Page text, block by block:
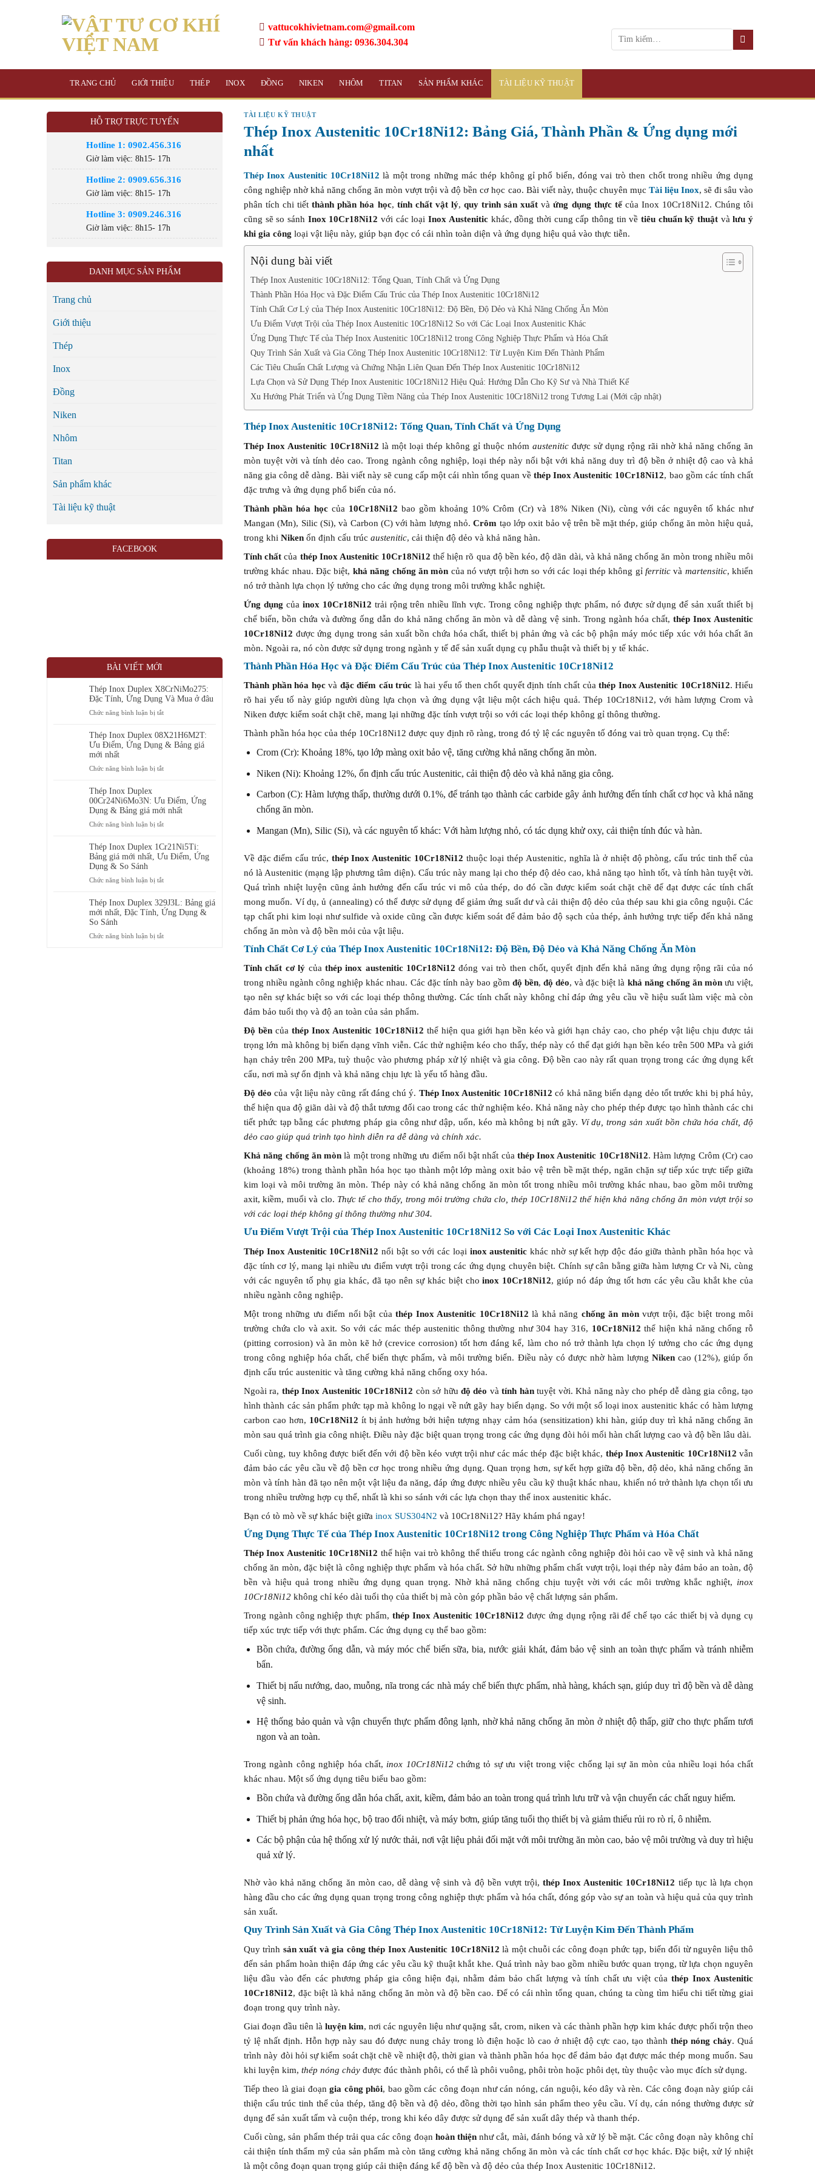
vattucokhivietnam.com@gmail.com
Tư vấn khách hàng: 0936.304.304
TRANG CHỦ GIỚI THIỆU THÉP INOX ĐỒNG NIKEN NHÔM TITAN SẢN PHẨM KHÁC TÀI LIỆU KỸ THUẬT
HỖ TRỢ TRỰC TUYẾN
Hotline 1: 0902.456.316
Giờ làm việc: 8h15- 17h
Hotline 2: 0909.656.316
Giờ làm việc: 8h15- 17h
Hotline 3: 0909.246.316
Giờ làm việc: 8h15- 17h
DANH MỤC SẢN PHẨM
Trang chủ
Giới thiệu
Thép
Inox
Đồng
Niken
Nhôm
Titan
Sản phẩm khác
Tài liệu kỹ thuật
FACEBOOK
BÀI VIẾT MỚI
Thép Inox Duplex X8CrNiMo275:
Đặc Tính, Ứng Dụng Và Mua ở đâu
Chức năng bình luận bị tắtở
Inox
Duplex
Và
Mua
ở
Thép Inox Duplex 08X21H6M2T:
Ưu Điểm, Ứng Dụng & Bảng giá
mới nhất
Chức năng bình luận bị tắtở
Duplex
08X21H6M2T:
Dụng
&
giá
nhất
Thép Inox Duplex
00Cr24Ni6Mo3N: Ưu Điểm, Ứng
Dụng & Bảng giá mới nhất
Chức năng bình luận bị tắtở
Inox
Duplex
Dụng
&
giá
Thép Inox Duplex 1Cr21Ni5Ti:
Bảng giá mới nhất, Ưu Điểm, Ứng
Dụng & So Sánh
Chức năng bình luận bị tắtở
Inox
Duplex
Thép Inox Duplex 329J3L: Bảng giá
mới nhất, Đặc Tính, Ứng Dụng &
So Sánh
Chức năng bình luận bị tắtở
TÀI LIỆU KỸ THUẬT
Thép Inox Austenitic 10Cr18Ni12: Bảng Giá, Thành Phần & Ứng dụng mới
nhất
Thép Inox Austenitic 10Cr18Ni12 là một trong những mác thép không gỉ phổ biến, đóng vai trò then chốt trong nhiều ứng dụng
công nghiệp nhờ khả năng chống ăn mòn vượt trội và độ bền cơ học cao. Bài viết này, thuộc chuyên mục Tài liệu Inox, sẽ đi sâu vào
phân tích chi tiếtthành phần hóa học, tính chất vật lý,quy trình sản xuất vàứng dụng thực tếcủa Inox 10Cr18Ni12. Chúng tôi
cũng sẽ so sánh Inox 10Cr18Ni12 với các loạiInox Austenitickhác, đồng thời cung cấp thông tin về tiêu chuẩn kỹ thuật vàlưu ý
khi gia công loại vật liệu này, giúp bạn đọc có cái nhìn toàn diện và ứng dụng hiệu quả vào thực tiễn.
Nội dung bài viết
Thép Inox Austenitic 10Cr18Ni12: Tổng Quan, Tính Chất và Ứng Dụng
Thành Phần Hóa Học và Đặc Điểm Cấu Trúc của Thép Inox Austenitic 10Cr18Ni12
Tính Chất Cơ Lý của Thép Inox Austenitic 10Cr18Ni12: Độ Bền, Độ Dẻo và Khả Năng Chống Ăn Mòn
Ưu Điểm Vượt Trội của Thép Inox Austenitic 10Cr18Ni12 So với Các Loại Inox Austenitic Khác
Ứng Dụng Thực Tế của Thép Inox Austenitic 10Cr18Ni12 trong Công Nghiệp Thực Phẩm và Hóa Chất
Quy Trình Sản Xuất và Gia Công Thép Inox Austenitic 10Cr18Ni12: Từ Luyện Kim Đến Thành Phẩm
Các Tiêu Chuẩn Chất Lượng và Chứng Nhận Liên Quan Đến Thép Inox Austenitic 10Cr18Ni12
Lựa Chọn và Sử Dụng Thép Inox Austenitic 10Cr18Ni12 Hiệu Quả: Hướng Dẫn Cho Kỹ Sư và Nhà Thiết Kế
Xu Hướng Phát Triển và Ứng Dụng Tiềm Năng của Thép Inox Austenitic 10Cr18Ni12 trong Tương Lai (Mới cập nhật)
Thép Inox Austenitic 10Cr18Ni12: Tổng Quan, Tính Chất và Ứng Dụng
Thép Inox Austenitic 10Cr18Ni12 là một loại thép không gỉ thuộc nhóm austenitic được sử dụng rộng rãi nhờ khả năng chống ăn
mòn tuyệt vời và tính dẻo cao. Trong ngành công nghiệp, loại thép này nổi bật với khả năng duy trì độ bền ở nhiệt độ cao và khả
năng gia công dễ dàng. Bài viết này sẽ cung cấp một cái nhìn tổng quan vềthép Inox Austenitic 10Cr18Ni12, bao gồm các tính chất
đặc trưng và ứng dụng phổ biến của nó.
Thành phần hóa học của 10Cr18Ni12 bao gồm khoảng 10% Crôm (Cr) và 18% Niken (Ni), cùng với các nguyên tố khác như
Mangan (Mn), Silic (Si), và Carbon (C) với hàm lượng nhỏ.Crôm tạo lớp oxit bảo vệ trên bề mặt thép, giúp chống ăn mòn hiệu quả,
trong khi Niken ổn định cấu trúc austenitic, cải thiện độ dẻo và khả năng hàn.
Tính chất của thép Inox Austenitic 10Cr18Ni12 thể hiện rõ qua độ bền kéo, độ dãn dài, và khả năng chống ăn mòn trong nhiều môi
trường khác nhau. Đặc biệt, khả năng chống ăn mòn của nó vượt trội hơn so với các loại thép không gỉ ferriticvà martensitic, khiến
nó trở thành lựa chọn lý tưởng cho các ứng dụng trong môi trường khắc nghiệt.
Ứng dụng của inox 10Cr18Ni12 trải rộng trên nhiều lĩnh vực. Trong công nghiệp thực phẩm, nó được sử dụng để sản xuất thiết bị
chế biến, bồn chứa và đường ống dẫn do khả năng chống ăn mòn và dễ dàng vệ sinh. Trong ngành hóa chất,thép Inox Austenitic
10Cr18Ni12 được ứng dụng trong sản xuất bồn chứa hóa chất, thiết bị phản ứng và các bộ phận máy móc tiếp xúc với hóa chất ăn
mòn. Ngoài ra, nó còn được sử dụng trong ngành y tế để sản xuất dụng cụ phẫu thuật và thiết bị y tế khác.
Thành Phần Hóa Học và Đặc Điểm Cấu Trúc của Thép Inox Austenitic 10Cr18Ni12
Thành phần hóa họcvà đặc điểm cấu trúc là hai yếu tố then chốt quyết định tính chất của thép Inox Austenitic 10Cr18Ni12. Hiểu
rõ hai yếu tố này giúp người dùng lựa chọn và ứng dụng vật liệu một cách hiệu quả. Thép 10Cr18Ni12, với hàm lượng Crom và
Niken được kiểm soát chặt chẽ, mang lại những đặc tính vượt trội so với các loại thép không gỉ thông thường.
Thành phần hóa học của thép 10Cr18Ni12 được quy định rõ ràng, trong đó tỷ lệ các nguyên tố đóng vai trò quan trọng. Cụ thể:
Crom (Cr): Khoảng 18%, tạo lớp màng oxit bảo vệ, tăng cường khả năng chống ăn mòn.
Niken (Ni): Khoảng 12%, ổn định cấu trúc Austenitic, cải thiện độ dẻo và khả năng gia công.
Carbon (C): Hàm lượng thấp, thường dưới 0.1%, để tránh tạo thành các carbide gây ảnh hưởng đến tính chất cơ học và khả năng
chống ăn mòn.
Mangan (Mn), Silic (Si), và các nguyên tố khác: Với hàm lượng nhỏ, có tác dụng khử oxy, cải thiện tính đúc và hàn.
Về đặc điểm cấu trúc, thép Inox Austenitic 10Cr18Ni12 thuộc loại thép Austenitic, nghĩa là ở nhiệt độ phòng, cấu trúc tinh thể của
nó là Austenitic (mạng lập phương tâm diện). Cấu trúc này mang lại cho thép độ dẻo cao, khả năng tạo hình tốt, và tính hàn tuyệt vời.
Quá trình nhiệt luyện cũng ảnh hưởng đến cấu trúc vi mô của thép, do đó cần được kiểm soát chặt chẽ để đạt được các tính chất
mong muốn. Ví dụ, ủ (annealing) có thể được sử dụng để giảm ứng suất dư và cải thiện độ dẻo của thép sau khi gia công nguội. Các
tạp chất phi kim loại như sulfide và oxide cũng cần được kiểm soát để đảm bảo độ sạch của thép, ảnh hưởng trực tiếp đến khả năng
chống ăn mòn và độ bền mỏi của vật liệu.
Tính Chất Cơ Lý của Thép Inox Austenitic 10Cr18Ni12: Độ Bền, Độ Dẻo và Khả Năng Chống Ăn Mòn
Tính chất cơ lý của thép inox austenitic 10Cr18Ni12 đóng vai trò then chốt, quyết định đến khả năng ứng dụng rộng rãi của nó
trong nhiều ngành công nghiệp khác nhau. Các đặc tính này bao gồm độ bền,độ dẻo, và đặc biệt là khả năng chống ăn mònưu việt,
tạo nên sự khác biệt so với các loại thép thông thường. Các tính chất này không chỉ đáp ứng yêu cầu về hiệu suất làm việc mà còn
đảm bảo tuổi thọ và độ an toàn của sản phẩm.
Độ bềncủa thép Inox Austenitic 10Cr18Ni12 thể hiện qua giới hạn bền kéo và giới hạn chảy cao, cho phép vật liệu chịu được tải
trọng lớn mà không bị biến dạng vĩnh viễn. Các thử nghiệm kéo cho thấy, thép này có thể đạt giới hạn bền kéo trên 500 MPa và giới
hạn chảy trên 200 MPa, tuỳ thuộc vào phương pháp xử lý nhiệt và gia công. Độ bền cao này rất quan trọng trong các ứng dụng kết
cấu, nơi mà sự ổn định và khả năng chịu lực là yếu tố hàng đầu.
Độ dẻo của vật liệu này cũng rất đáng chú ý. Thép Inox Austenitic 10Cr18Ni12 có khả năng biến dạng dẻo tốt trước khi bị phá hủy,
thể hiện qua độ giãn dài và độ thắt tương đối cao trong các thử nghiệm kéo. Khả năng này cho phép thép được tạo hình thành các chi
tiết phức tạp bằng các phương pháp gia công như dập, uốn, kéo mà không bị nứt gãy. Ví dụ, trong sản xuất bồn chứa hóa chất, độ
dẻo cao giúp quá trình tạo hình diễn ra dễ dàng và chính xác.
Khả năng chống ăn mòn là một trong những ưu điểm nổi bật nhất của thép Inox Austenitic 10Cr18Ni12. Hàm lượng Crôm (Cr) cao
(khoảng 18%) trong thành phần hóa học tạo thành một lớp màng oxit bảo vệ trên bề mặt thép, ngăn chặn sự tiếp xúc trực tiếp giữa
kim loại và môi trường ăn mòn. Thép này có khả năng chống ăn mòn tốt trong nhiều môi trường khác nhau, bao gồm môi trường
axit, kiềm, muối và clo. Thực tế cho thấy, trong môi trường chứa clo, thép 10Cr18Ni12 thể hiện khả năng chống ăn mòn vượt trội so
với các loại thép không gỉ thông thường như 304.
Ưu Điểm Vượt Trội của Thép Inox Austenitic 10Cr18Ni12 So với Các Loại Inox Austenitic Khác
Thép Inox Austenitic 10Cr18Ni12 nổi bật so với các loại inox austenitic khác nhờ sự kết hợp độc đáo giữa thành phần hóa học và
đặc tính cơ lý, mang lại nhiều ưu điểm vượt trội trong các ứng dụng chuyên biệt. Chính sự cân bằng giữa hàm lượng Cr và Ni, cùng
với các nguyên tố phụ gia khác, đã tạo nên sự khác biệt choinox 10Cr18Ni12, giúp nó đáp ứng tốt hơn các yêu cầu khắt khe của
nhiều ngành công nghiệp.
Một trong những ưu điểm nổi bật củathép Inox Austenitic 10Cr18Ni12 là khả năng chống ăn mònvượt trội, đặc biệt trong môi
trường chứa clo và axit. So với các mác thép austenitic thông thường như 304 hay 316, 10Cr18Ni12 thể hiện khả năng chống rỗ
(pitting corrosion) và ăn mòn kẽ hở (crevice corrosion) tốt hơn đáng kể, làm cho nó trở thành lựa chọn lý tưởng cho các ứng dụng
trong công nghiệp hóa chất, chế biến thực phẩm, và môi trường biển. Điều này có được nhờ hàm lượng Nikencao (12%), giúp ổn
định cấu trúc austenitic và tăng cường khả năng chống oxy hóa.
Ngoài ra, thép Inox Austenitic 10Cr18Ni12 còn sở hữu độ dẻo vàtính hàntuyệt vời. Khả năng này cho phép dễ dàng gia công, tạo
hình thành các sản phẩm phức tạp mà không lo ngại về nứt gãy hay biến dạng. So với một số loại inox austenitic khác có hàm lượng
carbon cao hơn, 10Cr18Ni12 ít bị ảnh hưởng bởi hiện tượng nhạy cảm hóa (sensitization) khi hàn, giúp duy trì khả năng chống ăn
mòn sau quá trình gia công nhiệt. Điều này đặc biệt quan trọng trong các ứng dụng đòi hỏi mối hàn chất lượng cao và độ bền lâu dài.
Cuối cùng, tuy không được biết đến với độ bền kéo vượt trội như các mác thép đặc biệt khác, thép Inox Austenitic 10Cr18Ni12 vẫn
đảm bảo các yêu cầu về độ bền cơ học trong nhiều ứng dụng. Quan trọng hơn, sự kết hợp giữa độ bền, độ dẻo, khả năng chống ăn
mòn và tính hàn đã tạo nên một vật liệu đa năng, đáp ứng được nhiều yêu cầu kỹ thuật khác nhau, khiến nó trở thành lựa chọn tối ưu
trong nhiều trường hợp cụ thể, nhất là khi so sánh với các lựa chọn thay thế inox austenitic khác.
Bạn có tò mò về sự khác biệt giữa inox SUS304N2 và 10Cr18Ni12? Hãy khám phá ngay!
Ứng Dụng Thực Tế của Thép Inox Austenitic 10Cr18Ni12 trong Công Nghiệp Thực Phẩm và Hóa Chất
Thép Inox Austenitic 10Cr18Ni12 thể hiện vai trò không thể thiếu trong các ngành công nghiệp đòi hỏi cao về vệ sinh và khả năng
chống ăn mòn, đặc biệt là công nghiệp thực phẩm và hóa chất. Sở hữu những phẩm chất vượt trội, loại thép này đảm bảo an toàn, độ
bền và hiệu quả trong nhiều ứng dụng quan trọng. Nhờ khả năng chống chịu tuyệt vời với các môi trường khắc nghiệt, inox
10Cr18Ni12 không chỉ kéo dài tuổi thọ của thiết bị mà còn góp phần bảo vệ chất lượng sản phẩm.
Trong ngành công nghiệp thực phẩm, thép Inox Austenitic 10Cr18Ni12 được ứng dụng rộng rãi để chế tạo các thiết bị và dụng cụ
tiếp xúc trực tiếp với thực phẩm. Các ứng dụng cụ thể bao gồm:
Bồn chứa, đường ống dẫn, và máy móc chế biến sữa, bia, nước giải khát, đảm bảo vệ sinh an toàn thực phẩm và tránh nhiễm
bẩn.
Thiết bị nấu nướng, dao, muỗng, nĩa trong các nhà máy chế biến thực phẩm, nhà hàng, khách sạn, giúp duy trì độ bền và dễ dàng
vệ sinh.
Hệ thống bảo quản và vận chuyển thực phẩm đông lạnh, nhờ khả năng chống ăn mòn ở nhiệt độ thấp, giữ cho thực phẩm tươi
ngon và an toàn.
Trong ngành công nghiệp hóa chất, inox 10Cr18Ni12chứng tỏ sự ưu việt trong việc chống lại sự ăn mòn của nhiều loại hóa chất
khác nhau. Một số ứng dụng tiêu biểu bao gồm:
Bồn chứa và đường ống dẫn hóa chất, axit, kiềm, đảm bảo an toàn trong quá trình lưu trữ và vận chuyển các chất nguy hiểm.
Thiết bị phản ứng hóa học, bộ trao đổi nhiệt, và máy bơm, giúp tăng tuổi thọ thiết bị và giảm thiểu rủi ro rò rỉ, ô nhiễm.
Các bộ phận của hệ thống xử lý nước thải, nơi vật liệu phải đối mặt với môi trường ăn mòn cao, bảo vệ môi trường và duy trì hiệu
quả xử lý.
Nhờ vào khả năng chống ăn mòn cao, dễ dàng vệ sinh và độ bền vượt trội,thép Inox Austenitic 10Cr18Ni12 tiếp tục là lựa chọn
hàng đầu cho các ứng dụng quan trọng trong công nghiệp thực phẩm và hóa chất, đóng góp vào sự an toàn và hiệu quả của quy trình
sản xuất.
Quy Trình Sản Xuất và Gia Công Thép Inox Austenitic 10Cr18Ni12: Từ Luyện Kim Đến Thành Phẩm
Quy trình sản xuất và gia công thép Inox Austenitic 10Cr18Ni12 là một chuỗi các công đoạn phức tạp, biến đổi từ nguyên liệu thô
đến sản phẩm hoàn thiện đáp ứng các yêu cầu kỹ thuật khắt khe. Quá trình này bao gồm nhiều bước quan trọng, từ lựa chọn nguyên
liệu đầu vào đến các phương pháp gia công hiện đại, nhằm đảm bảo chất lượng và tính chất ưu việt củathép Inox Austenitic
10Cr18Ni12, đặc biệt là khả năng chống ăn mòn và độ bền cao. Để có cái nhìn tổng quan, chúng ta cùng tìm hiểu chi tiết từng giai
đoạn trong quy trình này.
Giai đoạn đầu tiên làluyện kim, nơi các nguyên liệu như quặng sắt, crom, niken và các thành phần hợp kim khác được phối trộn theo
tỷ lệ nhất định. Hỗn hợp này sau đó được nung chảy trong lò điện hoặc lò cao ở nhiệt độ cực cao, tạo thành thép nóng chảy. Quá
trình này đòi hỏi sự kiểm soát chặt chẽ về nhiệt độ, thời gian và thành phần hóa học để đảm bảo đạt được mác thép mong muốn. Sau
khi luyện kim, thép nóng chảy được đúc thành phôi, có thể là phôi vuông, phôi tròn hoặc phôi dẹt, tùy thuộc vào mục đích sử dụng.
Tiếp theo là giai đoạngia công phôi, bao gồm các công đoạn như cán nóng, cán nguội, kéo dây và rèn. Các công đoạn này giúp cải
thiện cấu trúc tinh thể của thép, tăng độ bền và độ dẻo, đồng thời tạo hình sản phẩm theo yêu cầu. Ví dụ, cán nóng thường được sử
dụng để sản xuất tấm và cuộn thép, trong khi kéo dây được sử dụng để sản xuất dây thép và thanh thép.
Cuối cùng, sản phẩm thép trải qua các công đoạn hoàn thiện như cắt, mài, đánh bóng và xử lý bề mặt. Các công đoạn này không chỉ
cải thiện tính thẩm mỹ của sản phẩm mà còn tăng cường khả năng chống ăn mòn và các tính chất cơ học khác. Đặc biệt, xử lý nhiệt
là một công đoạn quan trọng giúp cải thiện đáng kể độ bền và độ dẻo của thép Inox Austenitic 10Cr18Ni12.